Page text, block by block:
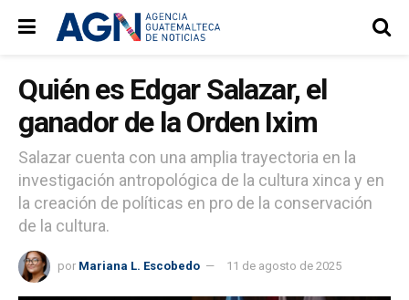
Quién es Edgar Salazar, el
ganador de la Orden Ixim
Salazar cuenta con una amplia trayectoria en la
investigación antropológica de la cultura xinca y en
la creación de políticas en pro de la conservación
de la cultura.
por Mariana L. Escobedo 11 de agosto de 2025